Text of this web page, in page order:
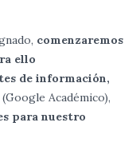
comenzaremos
ello
de información,
Académico),
para nuestro